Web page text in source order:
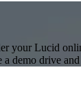
your Lucid
a demo drive